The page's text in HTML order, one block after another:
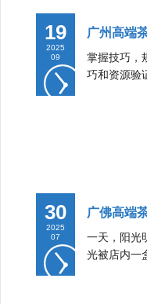
19
2025
09
广州高端
掌握技巧，
巧和资源验
30
2025
07
广佛高端
一天，阳光
光被店内一